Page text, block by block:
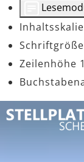
Schriftgröße
Zeilenhöhe